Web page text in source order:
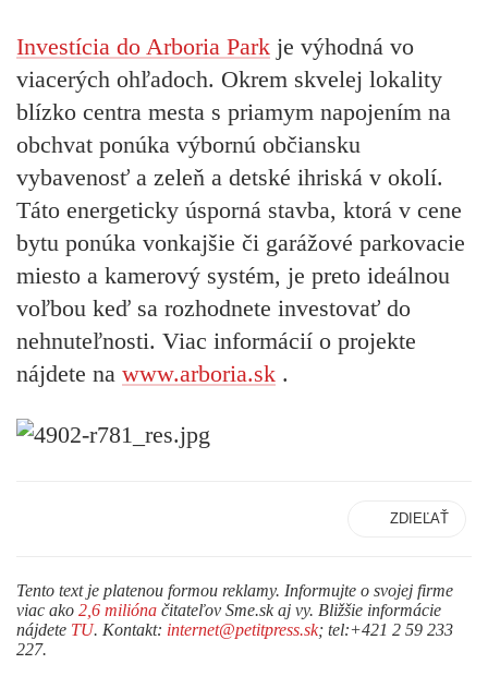
Investícia do Arboria Park je výhodná vo
viacerých ohľadoch. Okrem skvelej lokality
blízko centra mesta s priamym napojením na
obchvat ponúka výbornú občiansku
vybavenosť a zeleň a detské ihriská v okolí.
Táto energeticky úsporná stavba, ktorá v cene
bytu ponúka vonkajšie či garážové parkovacie
miesto a kamerový systém, je preto ideálnou
voľbou keď sa rozhodnete investovať do
nehnuteľnosti. Viac informácií o projekte
nájdete na www.arboria.sk .
ZDIEĽAŤ
Tento text je platenou formou reklamy. Informujte o svojej firme
viac ako 2,6 milióna čitateľov Sme.sk aj vy. Bližšie informácie
nájdete TU. Kontakt: internet@petitpress.sk; tel:+421 2 59 233
227.